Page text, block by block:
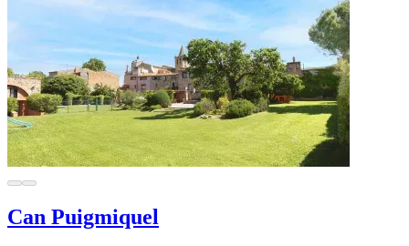
Can Puigmiquel